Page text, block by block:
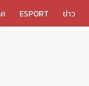
ESPORT ข่าว